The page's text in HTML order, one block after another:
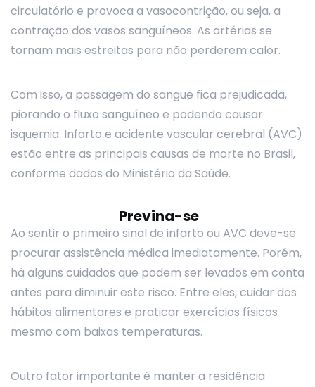
circulatório e provoca a vasocontrição, ou seja, a
contração dos vasos sanguíneos. As artérias se
tornam mais estreitas para não perderem calor.
Com isso, a passagem do sangue fica prejudicada,
piorando o fluxo sanguíneo e podendo causar
isquemia. Infarto e acidente vascular cerebral (AVC)
estão entre as principais causas de morte no Brasil,
conforme dados do Ministério da Saúde.
Previna-se
Ao sentir o primeiro sinal de infarto ou AVC deve-se
procurar assistência médica imediatamente. Porém,
há alguns cuidados que podem ser levados em conta
antes para diminuir este risco. Entre eles, cuidar dos
hábitos alimentares e praticar exercícios físicos
mesmo com baixas temperaturas.
Outro fator importante é manter a residência